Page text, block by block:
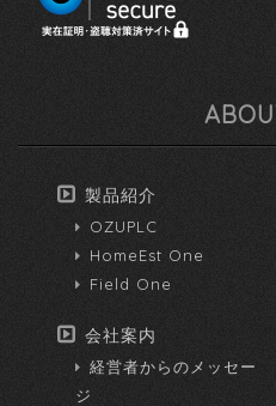
製品紹介
OZUPLC
HomeEst One
Field One
会社案内
経営者からのメッセー
ジ